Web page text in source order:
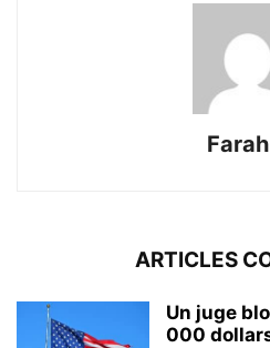
ARTICLES
Un juge
000